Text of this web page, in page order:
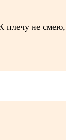
плечу не